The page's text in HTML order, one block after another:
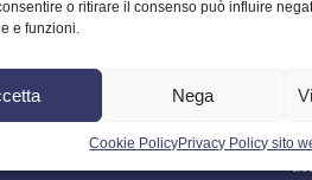
o ritirare il consenso può influire
e funzioni.
Nega
Cookie PolicyPrivacy Policy sito